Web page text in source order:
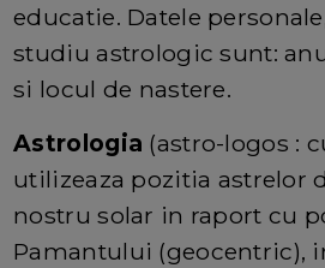
educatie. Datele
studiu astrologic sunt:
si locul de nastere.
Astrologia (astro-logos :
utilizeaza pozitia astrelor
nostru solar in raport cu
Pamantului (geocentric),